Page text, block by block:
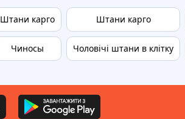
Штани карго
Чиносы
Штани карго
Чоловічі штани в клітку